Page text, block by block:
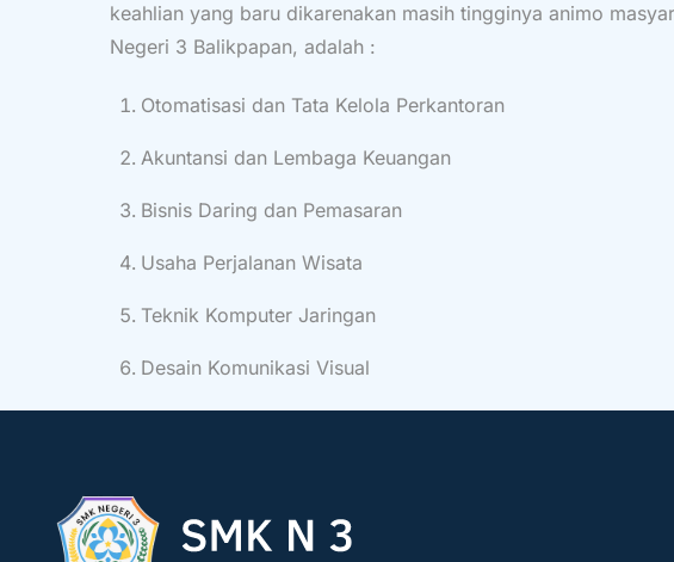
keahlian yang baru dikarenakan masih tingginya animo
Negeri 3 Balikpapan, adalah :
Otomatisasi dan Tata Kelola Perkantoran
Akuntansi dan Lembaga Keuangan
Bisnis Daring dan Pemasaran
Usaha Perjalanan Wisata
Teknik Komputer Jaringan
Desain Komunikasi Visual